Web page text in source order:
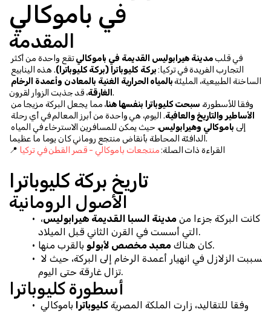
في باموكالي
المقدمة
في قلب مدينة هيرابوليس القديمة في باموكالي
التجارب الفريدة في تركيا: بركة كليوباترا (بركة كليوباترا)
الساخنة الطبيعية، المليئة
الغارقة، قد جذبت الزوار لقرون.
وفقا للأسطورة، سبحت كليوباترا بنفسها هنا، مما يجعل البركة مزيجا من
الأساطير والتاريخ والعافية
إلى باموكالي وهيرابوليس
الدافئة المحاطة بأنقاض منتجع روماني كان يوما ما عظيما.
📍 القراءة ذات الصلة: منتجعات باموكالي - قصر القطن في تركيا
تاريخ بركة كليوباترا
الأصول الرومانية
كانت البركة جزءا من مدينة السبا القديمة هيرابوليس
التي أسست في القرن الثاني قبل الميلاد.
كان هناك معبد مخصص لأبولو
بالقرب منها.
تزال غارقة حتى اليوم.
أسطورة كليوباترا
وفقا للتقاليد، زارت الملكة المصرية كليوباترا